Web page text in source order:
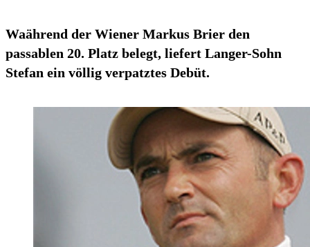
Waährend der Wiener Markus Brier den
passablen 20. Platz belegt, liefert Langer-Sohn
Stefan ein völlig verpatztes Debüt.